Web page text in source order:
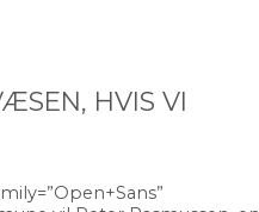
HVIS VI